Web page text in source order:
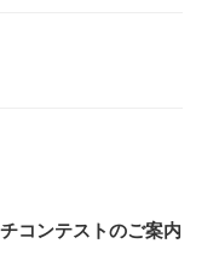
コンテストのご案内